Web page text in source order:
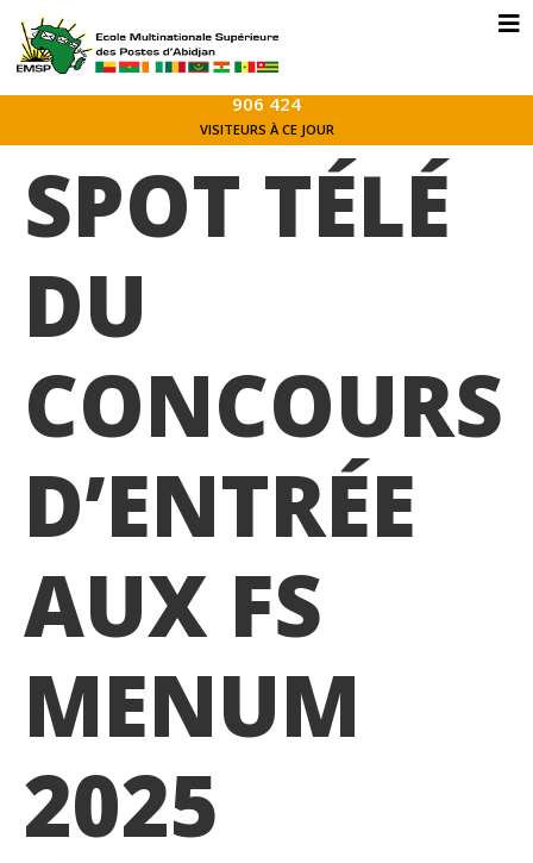
906 424
VISITEURS À CE JOUR
SPOT TÉLÉ
DU
CONCOURS
D’ENTRÉE
AUX FS
MENUM
2025